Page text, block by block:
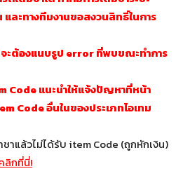
และทางทีมงานขอสงวนสิทธิ์ในการ
ะต้องแนบรูป error ที่พบขณะทำการ
Code แนะนำให้แจ้งปัญหาที่หน้า
Code อื่นในของประเภทไอเทม
แล้วไม่ได้รับ item Code (ถูกหักเงิน)
ลิกที่นี่!